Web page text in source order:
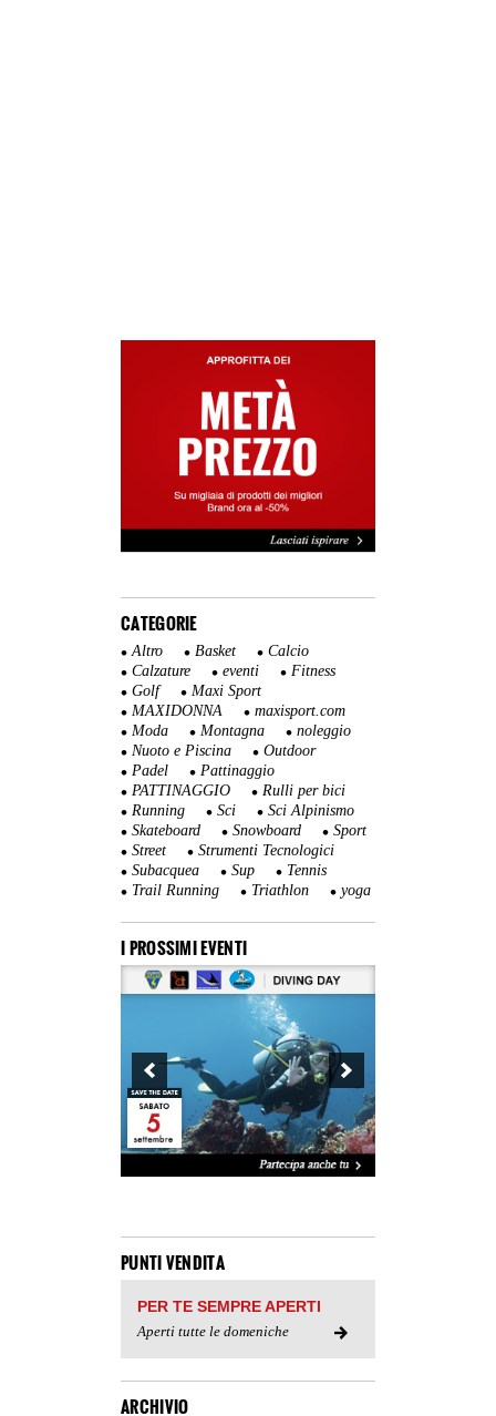
CATEGORIE
Altro Basket
Calcio
Calzature
eventi
Fitness
Golf
Maxi Sport
MAXIDONNA
maxisport.com
Moda
Montagna
noleggio
Nuoto e Piscina
Outdoor
Padel
Pattinaggio
PATTINAGGIO
Rulli per bici
Running
Sci
Sci Alpinismo
Skateboard
Snowboard
Sport
Street
Strumenti Tecnologici
Subacquea
Sup
Tennis
Trail Running
Triathlon yoga
I PROSSIMI EVENTI
PUNTI VENDITA
PER TE SEMPRE APERTI
Aperti tutte le domeniche
ARCHIVIO